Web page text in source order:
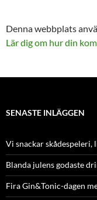
Denna webbplats
Lär dig om hur din
SENASTE INLÄGGEN
Vi snackar
Blanda julens godaste
Fira Gin&Tonic-dagen